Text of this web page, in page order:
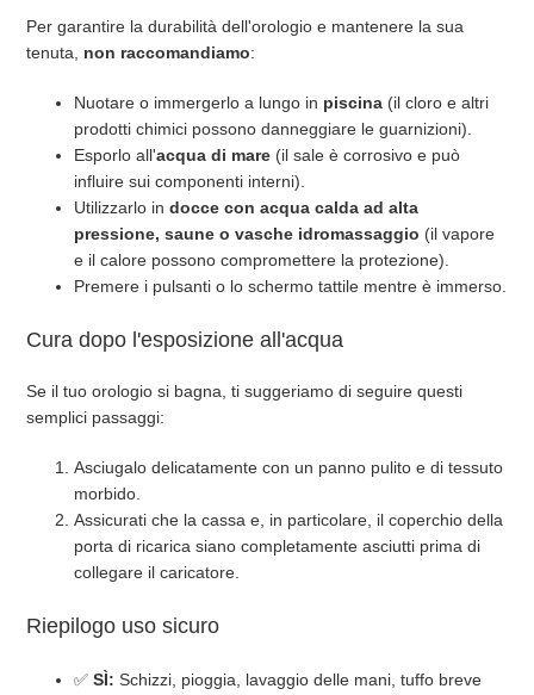
Per garantire la durabilità dell'orologio e mantenere la sua
tenuta, non raccomandiamo:
Nuotare o immergerlo a lungo in piscina (il cloro e altri
prodotti chimici possono danneggiare le guarnizioni).
Esporlo all'acqua di mare (il sale è corrosivo e può
influire sui componenti interni).
Utilizzarlo indocce con acqua calda ad alta
pressione, saune o vasche idromassaggio (il vapore
e il calore possono compromettere la protezione).
Premere i pulsanti o lo schermo tattile mentre è immerso.
Cura dopo l'esposizione all'acqua
Se il tuo orologio si bagna, ti suggeriamo di seguire questi
semplici passaggi:
Asciugalo delicatamente con un panno pulito e di tessuto
morbido.
Assicurati che la cassa e, in particolare, il coperchio della
porta di ricarica siano completamente asciutti prima di
collegare il caricatore.
Riepilogo uso sicuro
✅SÌ: Schizzi, pioggia, lavaggio delle mani, tuffo breve